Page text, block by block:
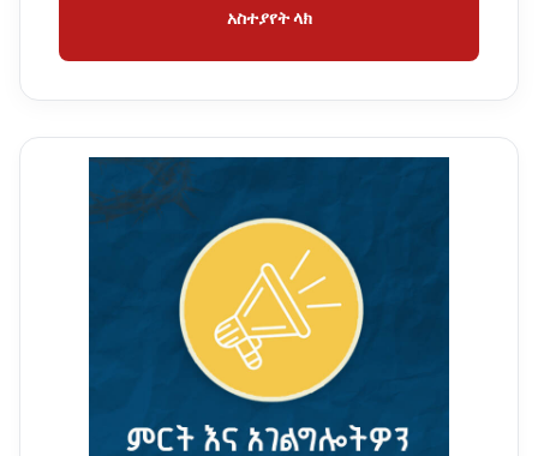
አስተያየት ላክ